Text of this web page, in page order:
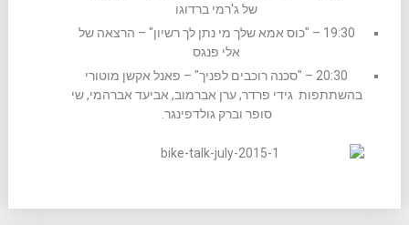
של ג'רמי ברדוגו
19:30 – "כוס אמא שלך מי נתן לך רשיון" – הרצאה של
אלי פנגס
20:30 – "סכנה רוכבים לפניך" – פאנל אקשן מוטורי
בהשתתפות גידי פרדר, ערן אברמוב, אביעד אברהמי, שי
סופר וברק גולדפינגר.